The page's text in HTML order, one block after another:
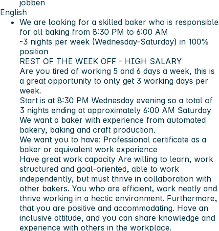
jobben
English
We are looking for a skilled baker who is responsible
for all baking from 8:30 PM to 6:00 AM
-3 nights per week (Wednesday-Saturday) in 100%
position
REST OF THE WEEK OFF - HIGH SALARY
Are you tired of working 5 and 6 days a week, this is
a great opportunity to only get 3 working days per
week.
Start is at 8:30 PM Wednesday evening so a total of
3 nights ending at approximately 6:00 AM Saturday
We want a baker with experience from automated
bakery, baking and craft production.
We want you to have: Professional certificate as a
baker or equivalent work experience
Have great work capacity Are willing to learn, work
structured and goal-oriented, able to work
independently, but must thrive in collaboration with
other bakers. You who are efficient, work neatly and
thrive working in a hectic environment. Furthermore,
that you are positive and accommodating. Have an
inclusive attitude, and you can share knowledge and
experience with others in the workplace.